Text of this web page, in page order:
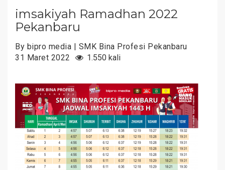
imsakiyah Ramadhan 2022
Pekanbaru
By bipro media | SMK Bina Profesi Pekanbaru
31 Maret 2022
1.550 kali